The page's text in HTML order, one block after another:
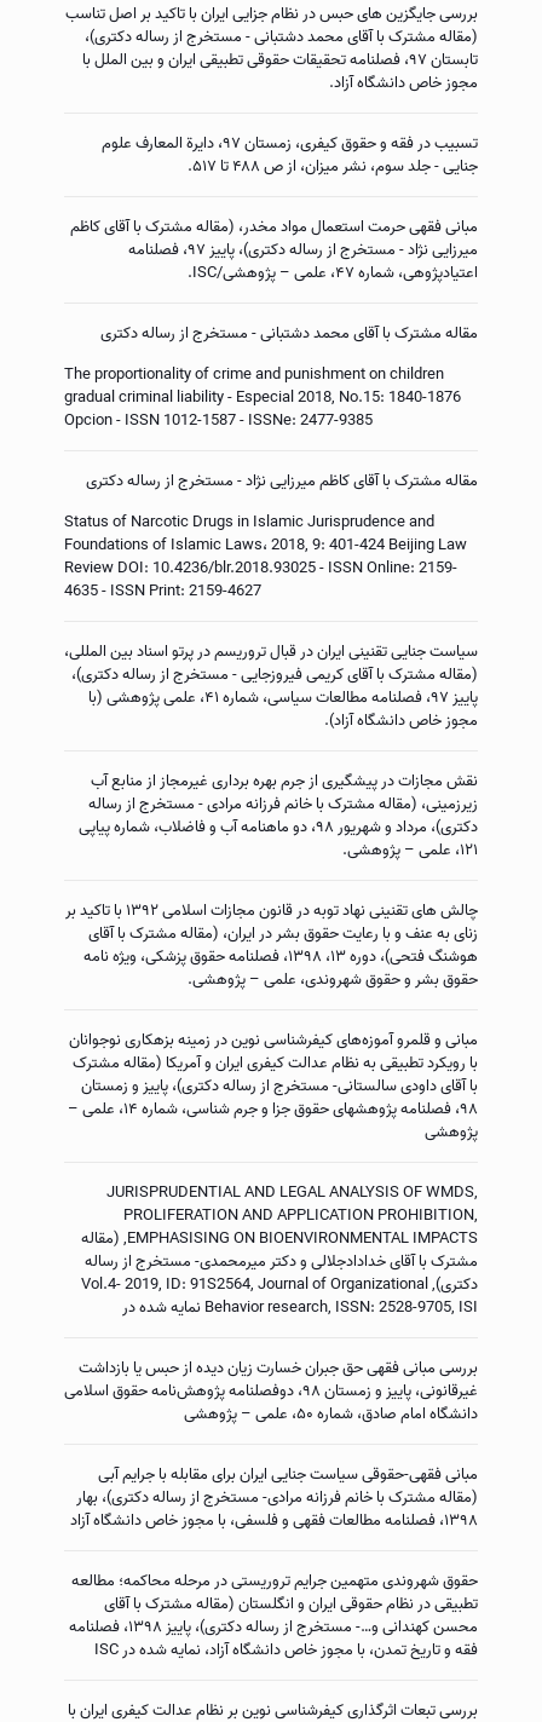
بررسی جایگزین های حبس در نظام جزایی ایران با تاکید بر اصل تناسب
(مقاله مشترک با آقای محمد دشتبانی - مستخرج از رساله دکتری)،
تابستان ۹۷، فصلنامه تحقیقات حقوقی تطبیقی ایران و بین الملل با
مجوز خاص دانشگاه آزاد.
تسبیب در فقه و حقوق کیفری، زمستان ۹۷، دایرة المعارف علوم
جنایی - جلد سوم، نشر میزان، از ص ۴۸۸ تا ۵۱۷.
مبانی فقهی حرمت استعمال مواد مخدر، (مقاله مشترک با آقای کاظم
میرزایی نژاد - مستخرج از رساله دکتری)، پاییز ۹۷، فصلنامه
اعتیادپژوهی، شماره ۴۷، علمی – پژوهشی/ISC.
مقاله مشترک با آقای محمد دشتبانی - مستخرج از رساله دکتری
The proportionality of crime and punishment on children
gradual criminal liability - Especial 2018, No.15: 1840-1876
Opcion - ISSN 1012-1587 - ISSNe: 2477-9385
مقاله مشترک با آقای کاظم میرزایی نژاد - مستخرج از رساله دکتری
Status of Narcotic Drugs in Islamic Jurisprudence and
Foundations of Islamic Laws، 2018, 9: 401-424 Beijing Law
Review DOI: 10.4236/blr.2018.93025 - ISSN Online: 2159-
4635 - ISSN Print: 2159-4627
سیاست جنایی تقنینی ایران در قبال تروریسم در پرتو اسناد بین المللی،
(مقاله مشترک با آقای کریمی فیروزجایی - مستخرج از رساله دکتری)،
پاییز ۹۷، فصلنامه مطالعات سیاسی، شماره ۴۱، علمی پژوهشی (با
مجوز خاص دانشگاه آزاد).
نقش مجازات در پیشگیری از جرم بهره برداری غیرمجاز از منابع آب
زیرزمینی، (مقاله مشترک با خانم فرزانه مرادی - مستخرج از رساله
دکتری)، مرداد و شهریور ۹۸، دو ماهنامه آب و فاضلاب، شماره پیاپی
۱۲۱، علمی – پژوهشی.
چالش های تقنینی نهاد توبه در قانون مجازات اسلامی ۱۳۹۲ با تاکید بر
زنای به عنف و با رعایت حقوق بشر در ایران، (مقاله مشترک با آقای
هوشنگ فتحی)، دوره ۱۳، ۱۳۹۸، فصلنامه حقوق پزشکی، ویژه نامه
حقوق بشر و حقوق شهروندی، علمی – پژوهشی.
مبانی و قلمرو آموزه‌های کیفرشناسی نوین در زمینه بزهکاری نوجوانان
با رویکرد تطبیقی به نظام عدالت کیفری ایران و آمریکا (مقاله مشترک
با آقای داودی سالستانی- مستخرج از رساله دکتری)، پاییز و زمستان
۹۸، فصلنامه پژوهشهای حقوق جزا و جرم شناسی، شماره ۱۴، علمی –
پژوهشی
JURISPRUDENTIAL AND LEGAL ANALYSIS OF WMDS,
PROLIFERATION AND APPLICATION PROHIBITION,
EMPHASISING ON BIOENVIRONMENTAL IMPACTS, (مقاله
مشترک با آقای خدادادجلالی و دکتر میرمحمدی- مستخرج از رساله
دکتری), Vol.4- 2019, ID: 91S2564, Journal of Organizational
Behavior research, ISSN: 2528-9705, ISI نمایه شده در
بررسی مبانی فقهی حق جبران خسارت زیان دیده از حبس یا بازداشت
غیرقانونی، پاییز و زمستان ۹۸، دوفصلنامه پژوهش‌نامه حقوق اسلامی
دانشگاه امام صادق، شماره ۵۰، علمی – پژوهشی
مبانی فقهی-حقوقی سیاست جنایی ایران برای مقابله با جرایم آبی
(مقاله مشترک با خانم فرزانه مرادی- مستخرج از رساله دکتری)، بهار
۱۳۹۸، فصلنامه مطالعات فقهی و فلسفی، با مجوز خاص دانشگاه آزاد
حقوق شهروندی متهمین جرایم تروریستی در مرحله محاکمه؛ مطالعه
تطبیقی در نظام حقوقی ایران و انگلستان (مقاله مشترک با آقای
محسن کهندانی و…- مستخرج از رساله دکتری)، پاییز ۱۳۹۸، فصلنامه
فقه و تاریخ تمدن، با مجوز خاص دانشگاه آزاد، نمایه شده در ISC
بررسی تبعات اثرگذاری کیفرشناسی نوین بر نظام عدالت کیفری ایران با